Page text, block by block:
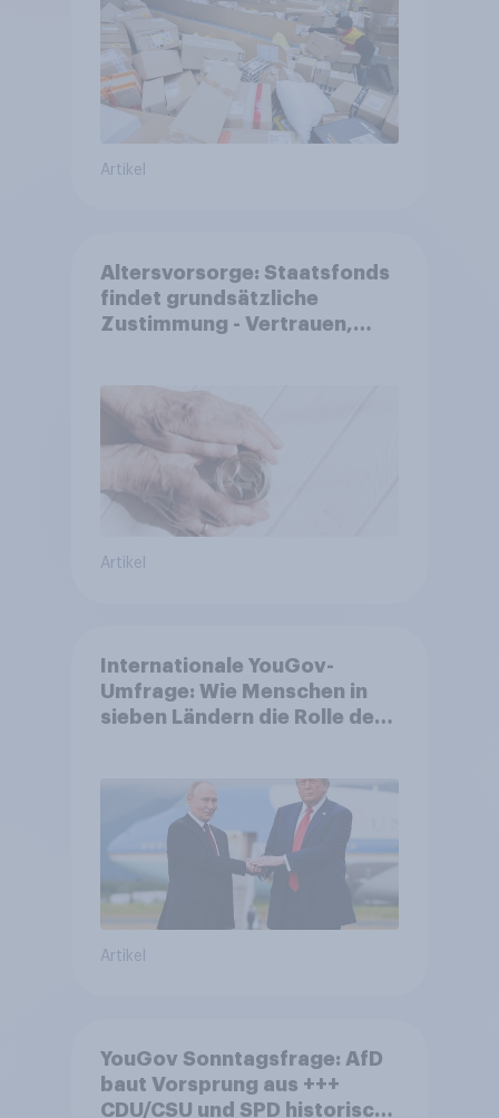
Artikel
Altersvorsorge: Staatsfonds
findet grundsätzliche
Zustimmung - Vertrauen,
Akzeptanz
Artikel
Internationale YouGov-
Umfrage: Wie Menschen in
sieben Ländern die Rolle der
Bedrohungen und Bündnisse
bewerten
Artikel
YouGov Sonntagsfrage: AfD
baut Vorsprung aus +++
CDU/CSU und SPD historisch